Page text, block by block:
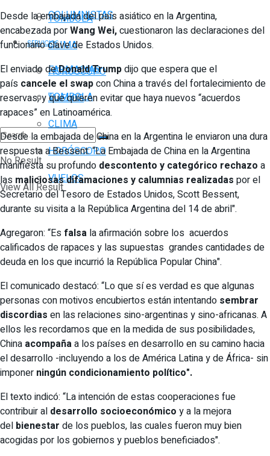
TOMBOLA
CLIMA
HORÓSCOPO
VUELOS
No Result
View All Result
COLUMNISTAS
SERVICIOS
FARMACIAS
TOMBOLA
CLIMA
HORÓSCOPO
VUELOS
Desde la embajada del país asiático en la Argentina,
encabezada porWang Wei,cuestionaron las declaraciones del
funcionario clave de Estados Unidos.
El enviado deDonald Trumpdijo que espera que el
país cancele el swapcon China a través del fortalecimiento de
reservas, y que quieren evitar que haya nuevos “acuerdos
rapaces” en Latinoamérica.
Desde la embajada de China en la Argentina le enviaron una dura
respuesta a Bessent: “La Embajada de China en la Argentina
manifiesta su profundo descontento y categórico rechazo a
las maliciosas difamaciones y calumnias realizadas por el
Secretario del Tesoro de Estados Unidos, Scott Bessent,
durante su visita a la República Argentina del 14 de abril".
Agregaron: “Es falsa la afirmación sobre los acuerdos
calificados de rapaces y las supuestas grandes cantidades de
deuda en los que incurrió la República Popular China".
El comunicado destacó: “Lo que sí es verdad es que algunas
personas con motivos encubiertos están intentando sembrar
discordias en las relaciones sino-argentinas y sino-africanas. A
ellos les recordamos que en la medida de sus posibilidades,
China acompañaa los países en desarrollo en su camino hacia
el desarrollo -incluyendo a los de América Latina y de África- sin
imponer ningún condicionamiento político".
El texto indicó: “La intención de estas cooperaciones fue
contribuir al desarrollo socioeconómico y a la mejora
del bienestar de los pueblos, las cuales fueron muy bien
acogidas por los gobiernos y pueblos beneficiados".